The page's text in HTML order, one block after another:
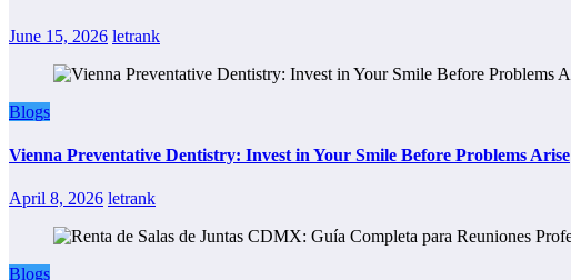
June 15, 2026 letrank
Blogs
Vienna Preventative Dentistry: Invest in Your Smile Before Problems Arise
April 8, 2026 letrank
Blogs